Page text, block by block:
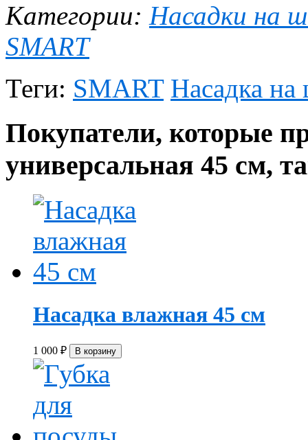
Категории: Насадки на
SMART
Теги: SMART Насадка на
Покупатели, которые
универсальная 45 см,
Насадка влажная 45 см
1 000 ₽